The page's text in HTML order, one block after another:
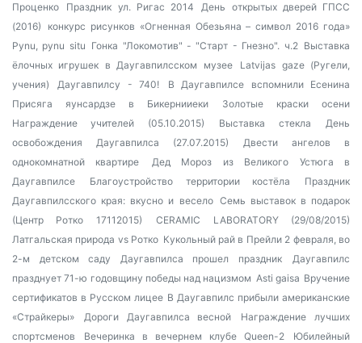
Проценко
Праздник ул. Ригас 2014
День открытых дверей ГПСС
(2016)
конкурс рисунков «Огненная Обезьяна – символ 2016 года»
Pynu, pynu situ Гонка "Локомотив" - "Старт - Гнезно". ч.2 Выставка
ёлочных игрушек в Даугавпилсском музее
Latvijas gaze (Ругели,
учения)
Даугавпилсу - 740!
В Даугавпилсе вспомнили Есенина
Присяга яунсардзе в Бикернииеки
Золотые краски осени
Награждение учителей (05.10.2015)
Выставка стекла
День
освобождения Даугавпилса (27.07.2015)
Двести ангелов в
однокомнатной квартире
Дед Мороз из Великого Устюга в
Даугавпилсе
Благоустройство территории костёла
Праздник
Даугавпилсского края: вкусно и весело Семь выставок в подарок
(Центр Ротко 17112015)
CERAMIC LABORATORY (29/08/2015)
Латгальская природа vs Ротко Кукольный рай в Прейли 2 февраля, во
2-м детском саду Даугавпилса прошел праздник
Даугавпилс
празднует 71-ю годовщину победы над нацизмом Asti gaisa Вручение
сертификатов в Русском лицее В Даугавпилс прибыли американские
«Страйкеры»
Дороги Даугавпилса весной
Награждение лучших
спортсменов
Вечеринка в вечернем клубе Queen-2
Юбилейный